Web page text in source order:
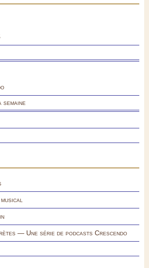
— Une série de podcasts Crescendo